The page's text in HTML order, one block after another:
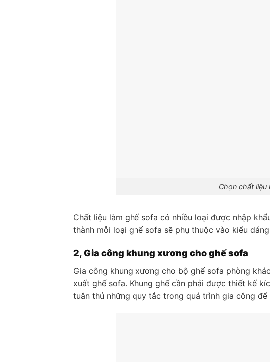
Chọn chất liệu
Chất liệu làm ghế sofa có nhiều loại được nhập
thành mỗi loại ghế sofa sẽ phụ thuộc vào kiểu
2, Gia công khung xương cho ghế sofa
Gia công khung xương cho bộ ghế sofa phòng
xuất ghế sofa. Khung ghế cần phải được thiết kế
tuân thủ những quy tắc trong quá trình gia công